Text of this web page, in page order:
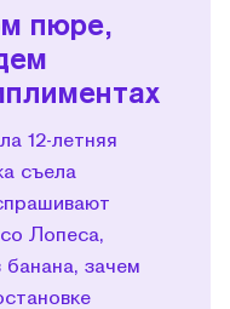
пюре,
12-летняя
съела
Лопеса,
зачем